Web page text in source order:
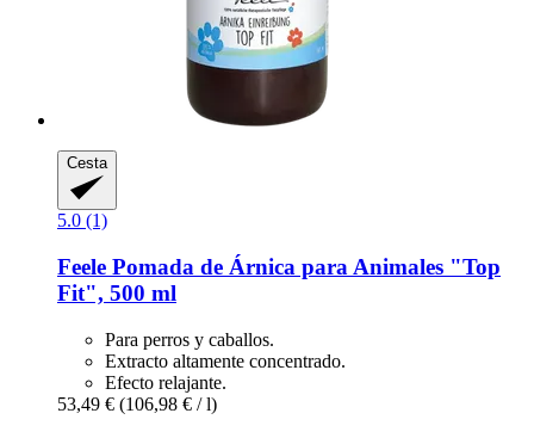
Cesta
5.0 (1)
Feele Pomada de Árnica para Animales "Top
Fit", 500 ml
Para perros y caballos.
Extracto altamente concentrado.
Efecto relajante.
53,49 € (106,98 € / l)